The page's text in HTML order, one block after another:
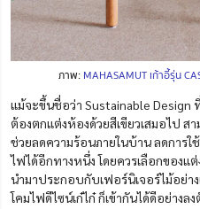
ภาพ: MAHASAMUT เก้าอี้รุ่น
แม้จะขึ้นชื่อว่า Sustainable Design
ต้องตกแต่งห้องด้วยสีเขียวเสมอไป สา
ช่วยลดความร้อนภายในบ้าน ลดการ
ไฟได้อีกทางหนึ่งโดยควรเลือกของแ
นำมาประกอบกับเฟอร์นิเจอร์ไม้อย่าง
โคมไฟดีไซน์เก๋ไก๋ ก็เข้ากันได้ดีอย่างลง